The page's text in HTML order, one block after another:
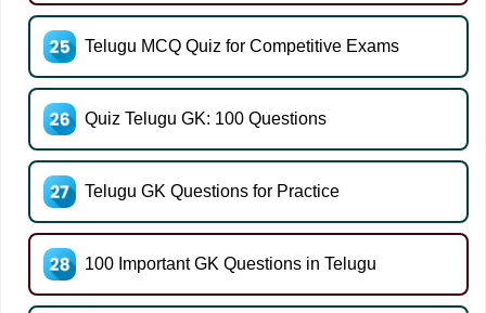
Telugu MCQ Quiz for Competitive Exams
Quiz Telugu GK: 100 Questions
Telugu GK Questions for Practice
100 Important GK Questions in Telugu